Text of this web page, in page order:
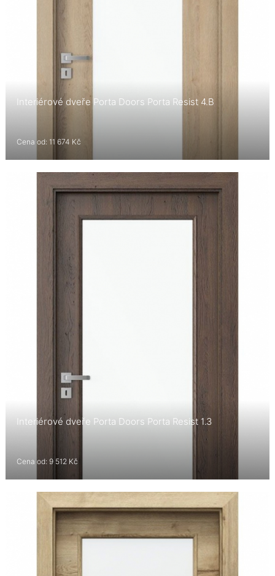
Interiérové dveře Porta Doors Porta Resist 4.B
Cena od: 11 674 Kč
Interiérové dveře Porta Doors Porta Resist 1.3
Cena od: 9 512 Kč